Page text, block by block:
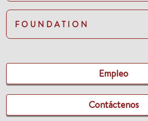
FOUNDATION
Empleo
Contáctenos